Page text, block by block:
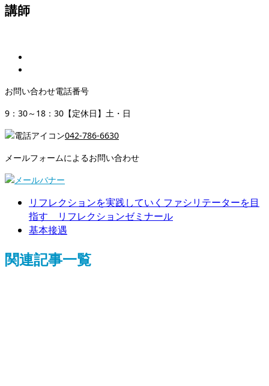
講師
お問い合わせ電話番号
9：30～18：30【定休日】土・日
042-786-6630
メールフォームによるお問い合わせ
リフレクションを実践していくファシリテーターを目
指す リフレクションゼミナール
基本接遇
関連記事一覧